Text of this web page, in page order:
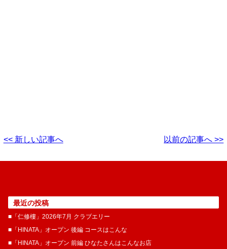
<< 新しい記事へ 以前の記事へ >>
最近の投稿
■「仁修樓」2026年7月 クラブエリー
■「HINATA」オープン 後編 コースはこんな
■「HINATA」オープン 前編 ひなたさんはこんなお店